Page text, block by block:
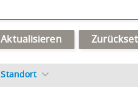
Aktualisieren
Standort